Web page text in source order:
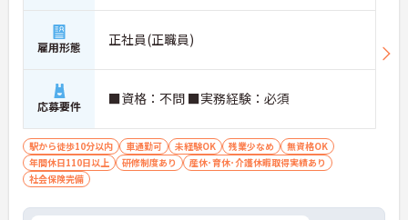
雇用形態 正社員(正職員)
応募要件 ■資格：不問 ■実務経験：必須
駅から徒歩10分以内 車通勤可 未経験OK 残業少なめ
無資格OK
年間休日110日以上
研修制度あり
産休･育休･介護休暇取得実績あり
社会保険完備